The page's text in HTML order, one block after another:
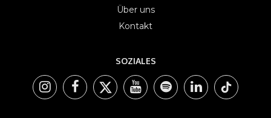
Über uns
Kontakt
SOZIALES